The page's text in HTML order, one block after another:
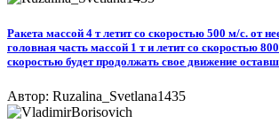
Ракета массой 4 т летит со скоростью 500 м/с. от
головная часть массой 1 т и летит со скоростью
скоростью будет продолжать свое движение
Автор: Ruzalina_Svetlana1435